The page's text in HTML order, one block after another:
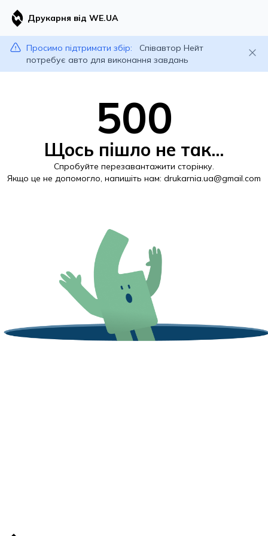
Друкарня від WE.UA
Просимо підтримати збір:
Співавтор Нейт
потребує авто для виконання завдань
500
Щось пішло не так...
Спробуйте перезавантажити сторінку.
Якщо це не допомогло, напишіть нам: drukarnia.ua@gmail.com